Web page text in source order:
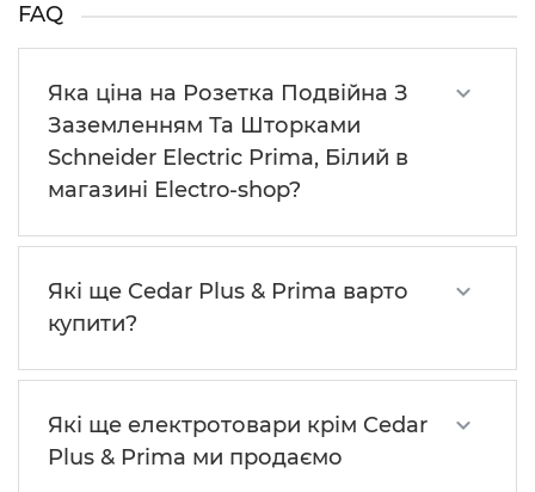
FAQ
Яка ціна на Розетка Подвійна З
Заземленням Та Шторками
Schneider Electric Prima, Білий в
магазині Electro-shop?
Які ще Cedar Plus & Prima варто
купити?
Які ще електротовари крім Cedar
Plus & Prima ми продаємо